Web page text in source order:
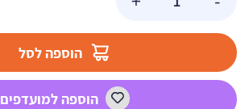
כדור
הוספה לסל
הוספה למועדפים